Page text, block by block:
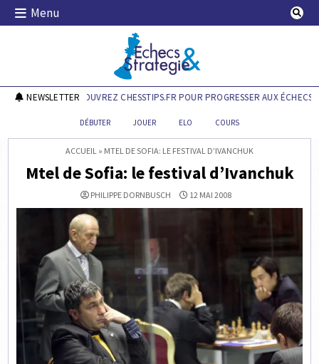
Skip
Menu
Echecs & Stratégie
NEWSLETTERDÉCOUVREZ CHESSTIPS.FR POUR PROGRESSER AUX ÉCHECS !
DÉBUTER JOUER ELO COURS
ACCUEIL » MTEL DE SOFIA: LE FESTIVAL D’IVANCHUK
Mtel de Sofia: le festival d’Ivanchuk
PHILIPPE DORNBUSCH 12 MAI 2008